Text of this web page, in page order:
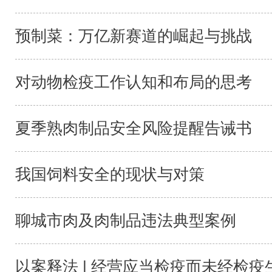
预制菜：万亿新赛道的崛起与挑战
对动物检疫工作认知和布局的思考
夏季熟肉制品安全风险提醒告诫书
我国饲料安全的现状与对策
聊城市肉及肉制品违法典型案例
以案释法 | 经营应当检疫而未经检疫